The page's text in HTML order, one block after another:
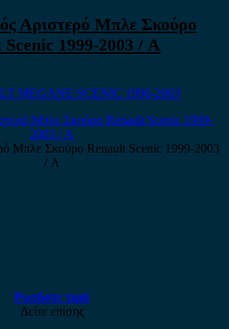
Αριστερό Μπλε Σκούρο
Scenic 1999-2003 / Α
MEGANE SCENIC 1996-2003
Μπλε Σκούρο Renault Scenic 1999-2003
/ Α
Ρωτήστε τιμή
Δείτε επίσης